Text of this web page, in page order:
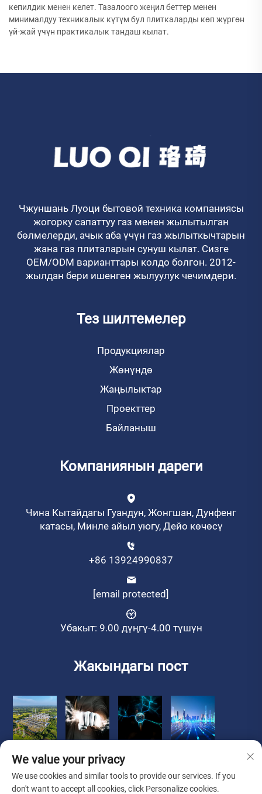
кепилдик менен келет. Тазалоого жеңил беттер менен
минималдуу техникалык күтүм бул плиткаларды көп жүргөн
үй-жай үчүн практикалык тандаш кылат.
Чжуншань Луоци бытовой техника компаниясы
жогорку сапаттуу газ менен жылытылган
бөлмелерди, ачык аба үчүн газ жылыткычтарын
жана газ плиталарын сунуш кылат. Сизге
OEM/ODM варианттары колдо болгон. 2012-
жылдан бери ишенген жылуулук чечимдери.
Тез шилтемелер
Продукциялар
Жөнүндө
Жаңылыктар
Проекттер
Байланыш
Компаниянын дареги
Чина Кытайдагы Гуандун, Жонгшан, Дунфенг
катасы, Минле айыл уюгу, Дейо көчөсү
+86 13924990837
[email protected]
Убакыт: 9.00 дүңгү-4.00 түшүн
Жакындагы пост
We value your privacy
We use cookies and similar tools to provide our services. If you
don't want to accept all cookies, click Personalize cookies.